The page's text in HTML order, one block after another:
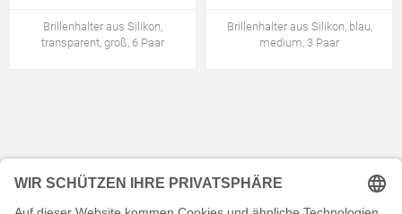
Brillenhalter aus Silikon,
transparent, groß, 6 Paar
Brillenhalter aus Silikon, blau,
medium, 3 Paar